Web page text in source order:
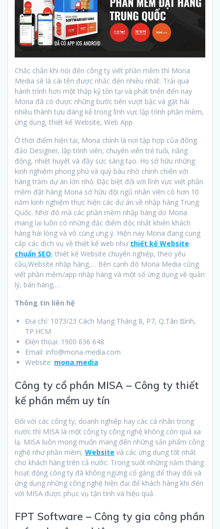
Chắc chắn khi nói đến công ty viết phần mềm thì Mona
Media sẽ là cái tên được nhắc đến nhiều nhất. Trải qua
hành trình hơn một thập kỷ tồn tại và phát triển đến nay
Mona đã có được những bước tiến vượt bậc và gặt hái
nhiều thành tựu đáng kể trong lĩnh vực lập trình phần mềm,
ứng dụng, thiết kế Website, Web App.
Ở thời điểm hiện tại, Mona chính là nơi tập hợp của đông
đảo Designer, lập trình viên, chuyên viên trẻ tuổi, năng
động, nhiệt huyết và đầy sức sáng tạo. Họ sở hữu những
kinh nghiệm phong phú và quý báu nhờ chinh chiến với
hàng trăm dự án lớn nhỏ. Đặc biệt đối với lĩnh vực viết phần
mềm đặt hàng Mona sở hữu đội ngũ nhân viên có hơn 10
năm kinh nghiệm thực hiện các dự án về nhập hàng Trung
Quốc. Nhờ đó mà các phần mềm nhập hàng do Mona
mang lại luôn có những đặc điểm độc nhất khiến khách
hàng hài lòng và vô cùng ưng ý. Hiện nay Mona đang cung
cấp các dịch vụ về thiết kế web như thiết kế Website
chuẩn SEO, thiết kế Website chuyên nghiệp, theo yêu
cầu,Website nhập hàng,… Bên cạnh đó Mona Media cũng
viết phần mềm/app nhập hàng và một số ứng dụng về quản
lý, bán hàng,…
Thông tin liên hệ
Địa chỉ: 1073/23 Cách Mạng Tháng 8, P7, Q.Tân Bình,
TP.HCM
Điện thoại: 1900 636 648
Email: info@mona-media.com
Website: mona.media
Công ty cổ phần MISA – Công ty thiết
kế phần mềm uy tín
Đối với các công ty, doanh nghiệp hay các cá nhân trong
nước thì MISA là một công ty công nghệ không còn quá xa
lạ. MISA luôn mong muốn mang đến những sản phẩm công
nghệ như phần mềm, Website và các ứng dụng tốt nhất
cho khách hàng trên cả nước. Trong suốt những năm tháng
hoạt động công ty đã không ngừng cố gắng để thay đổi và
ứng dụng những công nghệ hiện đại để khách hàng khi đến
với MISA được phục vụ tận tình và hiệu quả.
FPT Software – Công ty gia công phần